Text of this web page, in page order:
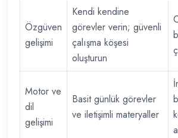
Özgüven
gelişimi
Kendi kendine
görevler verin; güvenli
çalışma köşesi
oluşturun
Motor ve
dil
gelişimi
Basit günlük görevler
ve iletişimli materyaller